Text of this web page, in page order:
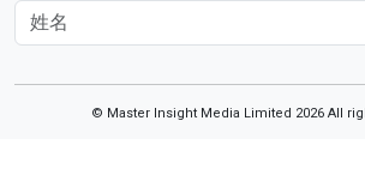
© Master Insight Media Limited 2026 All